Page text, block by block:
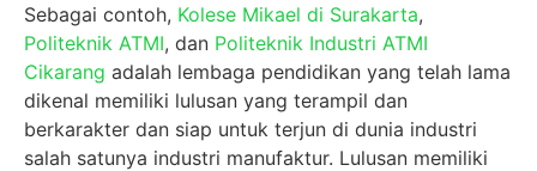
Sebagai contoh, Kolese Mikael di Surakarta,
Politeknik ATMI, dan Politeknik Industri ATMI
Cikarang adalah lembaga pendidikan yang telah lama
dikenal memiliki lulusan yang terampil dan
berkarakter dan siap untuk terjun di dunia industri
salah satunya industri manufaktur. Lulusan memiliki